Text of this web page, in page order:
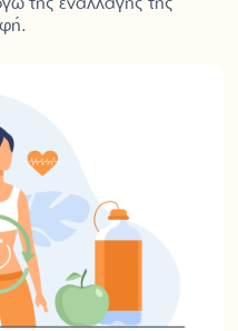
της εναλλαγής της